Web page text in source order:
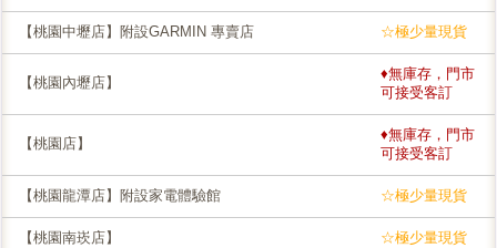
【桃園中壢店】附設GARMIN 專賣店 ☆極少量現貨
【桃園內壢店】
♦無庫存，門市
可接受客訂
【桃園店】
♦無庫存，門市
可接受客訂
【桃園龍潭店】附設家電體驗館 ☆極少量現貨
【桃園南崁店】 ☆極少量現貨